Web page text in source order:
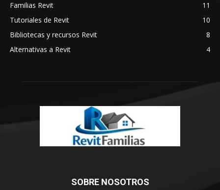
Familias Revit
11
Tutoriales de Revit
10
Bibliotecas y recursos Revit
8
Alternativas a Revit
4
SOBRE NOSOTROS